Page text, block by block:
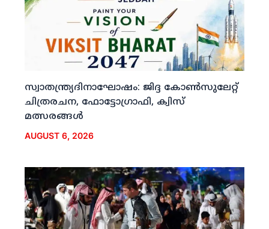
സ്വാതന്ത്ര്യദിനാഘോഷം: ജിദ്ദ കോണ്‍സുലേറ്റ്
ചിത്രരചന, ഫോട്ടോഗ്രാഫി, ക്വിസ്
മത്സരങ്ങള്‍
AUGUST 6, 2026